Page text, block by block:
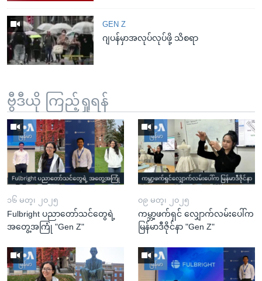
GEN Z
ဂျပန်မှာအလုပ်လုပ်ဖို့ သိစရာ
ဗွီဒီယို ကြည့်ရှုရန်
၁၆ မတ္၊ ၂၀၂၅
Fulbright ပညာတော်သင်တွေရဲ့
အတွေ့အကြုံ "Gen Z"
၀၉ မတ္၊ ၂၀၂၅
ကမ္ဘာ့ဖက်ရှင် လျှောက်လမ်းပေါ်က
မြန်မာဒီဇိုင်နာ "Gen Z"